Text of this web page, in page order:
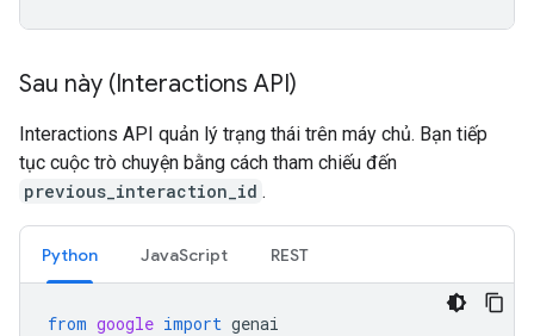
Sau này (Interactions API)
Interactions API quản lý trạng thái trên máy chủ. Bạn tiếp
tục cuộc trò chuyện bằng cách tham chiếu đến
previous_interaction_id .
Python JavaScript REST
from google import genai